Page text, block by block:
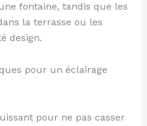
fontaine, tandis que les
la terrasse ou les
design.
pour un éclairage
pour ne pas casser